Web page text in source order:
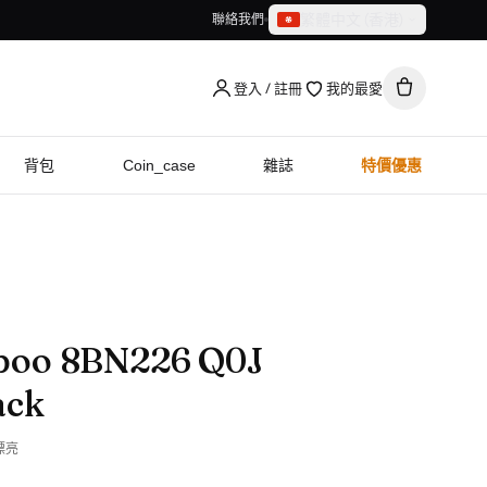
聯絡我們
繁體中文（香港）
登入 / 註冊
我的最愛
背包 Coin_case 雜誌 特價優惠
8BN226 Q0J
亮